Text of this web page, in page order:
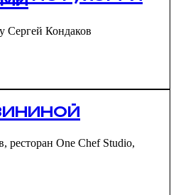
с петухом и
Сергей Кондаков
One Chef Studio,